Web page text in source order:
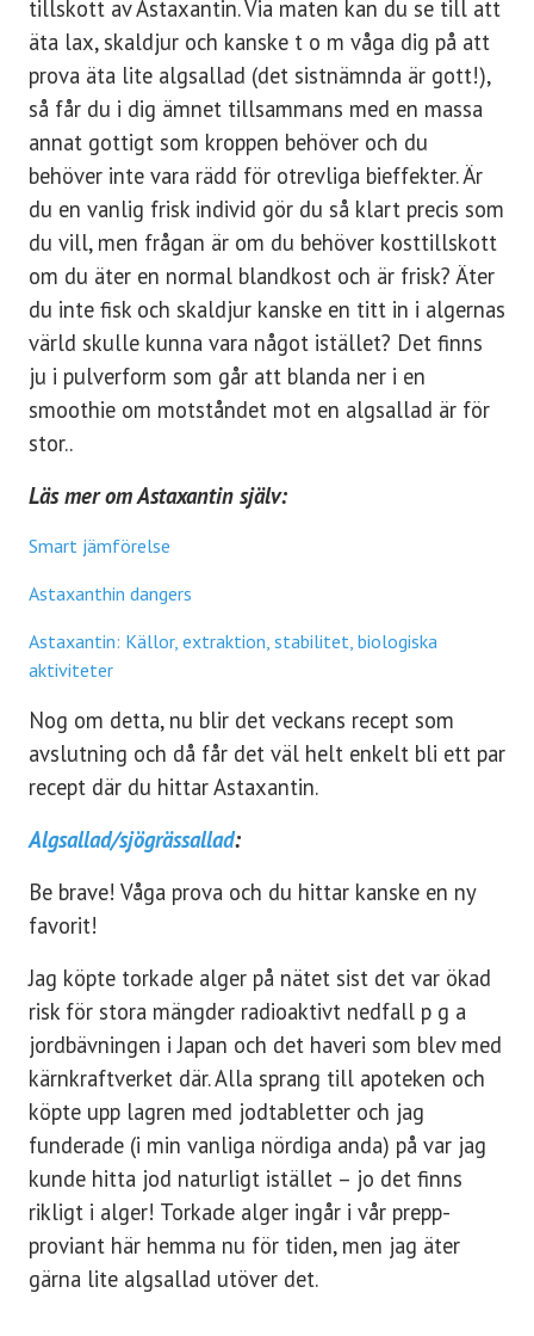
tillskott av Astaxantin. Via maten kan du se till att
äta lax, skaldjur och kanske t o m våga dig på att
prova äta lite algsallad (det sistnämnda är gott!),
så får du i dig ämnet tillsammans med en massa
annat gottigt som kroppen behöver och du
behöver inte vara rädd för otrevliga bieffekter. Är
du en vanlig frisk individ gör du så klart precis som
du vill, men frågan är om du behöver kosttillskott
om du äter en normal blandkost och är frisk? Äter
du inte fisk och skaldjur kanske en titt in i algernas
värld skulle kunna vara något istället? Det finns
ju i pulverform som går att blanda ner i en
smoothie om motståndet mot en algsallad är för
stor..
Läs mer om Astaxantin själv:
Smart jämförelse
Astaxanthin dangers
Astaxantin: Källor, extraktion, stabilitet, biologiska
aktiviteter
Nog om detta, nu blir det veckans recept som
avslutning och då får det väl helt enkelt bli ett par
recept där du hittar Astaxantin.
Algsallad/sjögrässallad:
Be brave! Våga prova och du hittar kanske en ny
favorit!
Jag köpte torkade alger på nätet sist det var ökad
risk för stora mängder radioaktivt nedfall p g a
jordbävningen i Japan och det haveri som blev med
kärnkraftverket där. Alla sprang till apoteken och
köpte upp lagren med jodtabletter och jag
funderade (i min vanliga nördiga anda) på var jag
kunde hitta jod naturligt istället – jo det finns
rikligt i alger! Torkade alger ingår i vår prepp-
proviant här hemma nu för tiden, men jag äter
gärna lite algsallad utöver det.